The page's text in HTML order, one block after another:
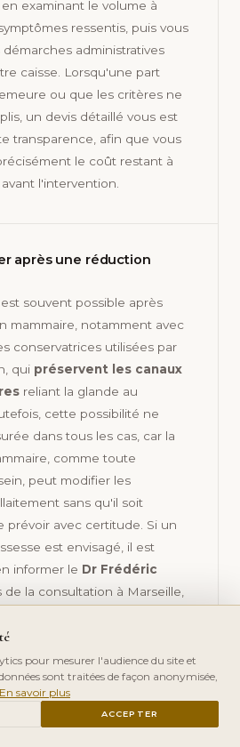
examinant le volume à
ressentis, puis vous
démarches administratives
caisse. Lorsqu'une part
ou que les critères ne
un devis détaillé vous est
transparence, afin que vous
le coût restant à
l'intervention.
après une réduction
souvent possible après
mammaire, notamment avec
conservatrices utilisées par
qui préservent les canaux
reliant la glande au
cette possibilité ne
dans tous les cas, car la
comme toute
peut modifier les
sans qu'il soit
prévoir avec certitude. Si un
est envisagé, il est
informer le Dr Frédéric
de la consultation à Marseille,
Selon les situations, il peut
d'attendre la fin du projet de
d'intervenir, une grossesse
aussi faire évoluer le
des seins.
PRENDRE RDV
pour mesurer l'audience du site et
sont traitées de façon anonymisée,
En savoir plus
ACCEPTER